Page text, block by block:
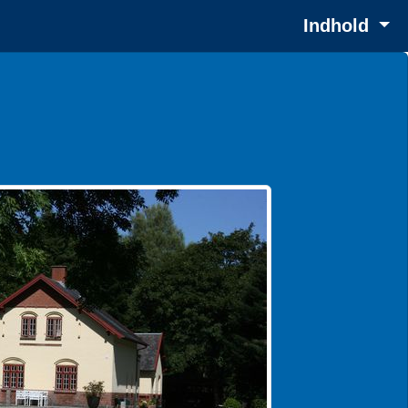
Indhold